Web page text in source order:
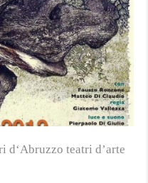
d‘Abruzzo teatri d’arte